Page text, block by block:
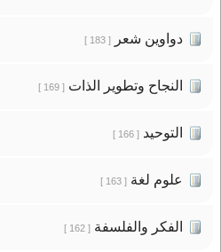
دواوين شعر[ 183 ]
النجاح وتطوير الذات[ 169 ]
التوحيد[ 166 ]
علوم لغة[ 163 ]
الفكر والفلسفة[ 162 ]